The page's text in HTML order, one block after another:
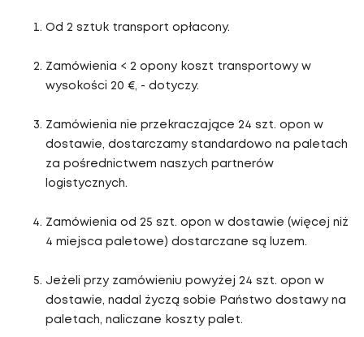
Od 2 sztuk transport opłacony.
Zamówienia < 2 opony koszt transportowy w
wysokości 20 €, - dotyczy.
Zamówienia nie przekraczające 24 szt. opon w
dostawie, dostarczamy standardowo na paletach
za pośrednictwem naszych partnerów
logistycznych.
Zamówienia od 25 szt. opon w dostawie (więcej niż
4 miejsca paletowe) dostarczane są luzem.
Jeżeli przy zamówieniu powyżej 24 szt. opon w
dostawie, nadal życzą sobie Państwo dostawy na
paletach, naliczane koszty palet.